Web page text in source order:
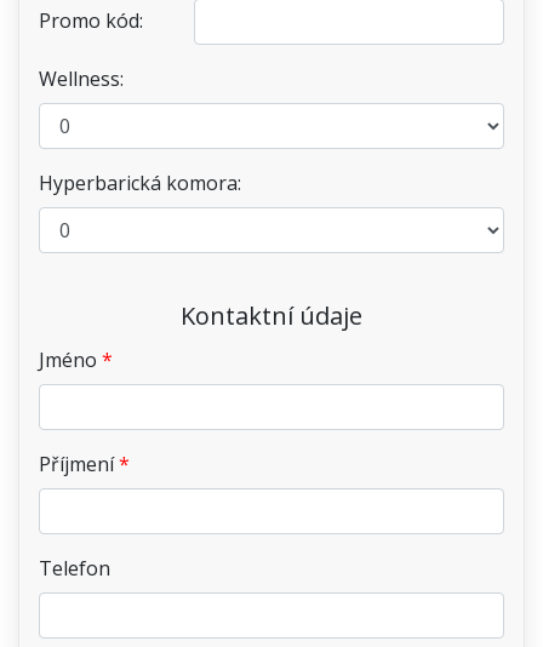
Promo kód:
Wellness:
Hyperbarická komora:
Kontaktní údaje
Jméno
Příjmení
Telefon